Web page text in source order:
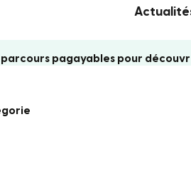
parcours pagayables pour